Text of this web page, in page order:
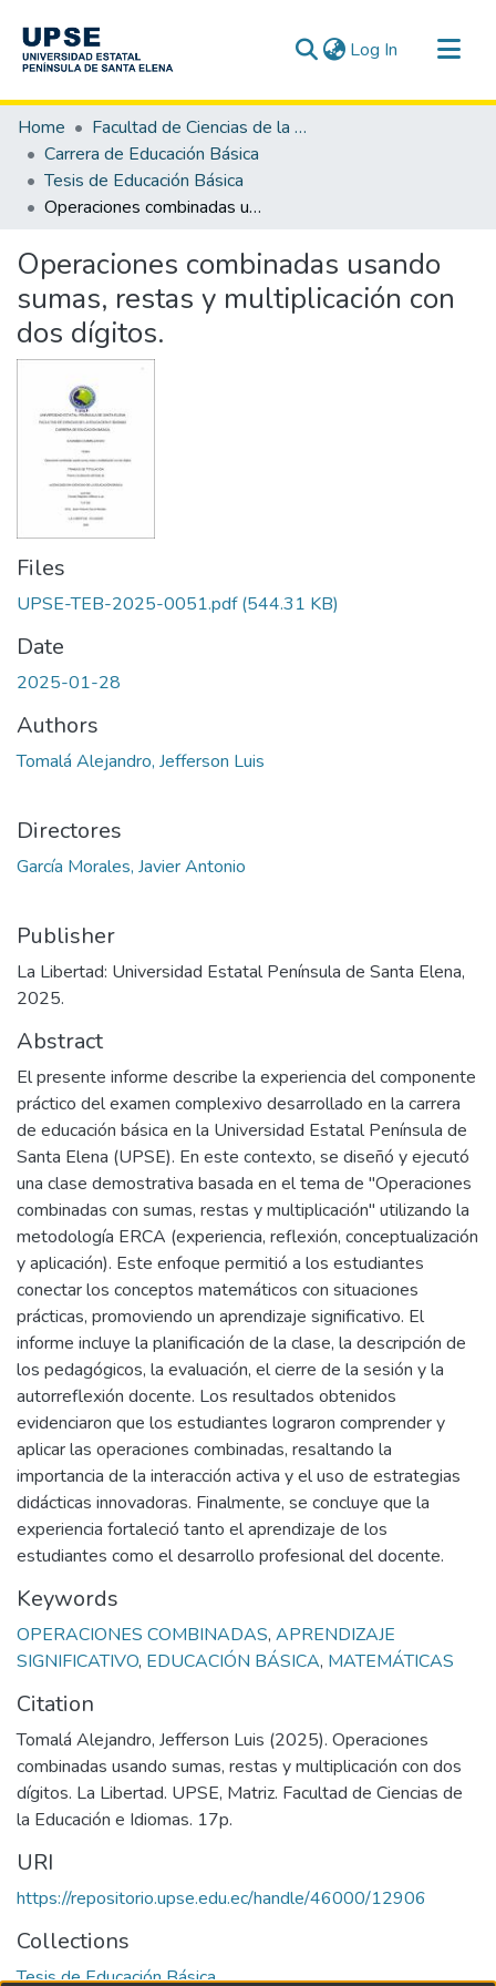
Log In (current)
Communities & Collections
All of DSpace
Statistics
Home
Facultad de Ciencias de la Educación e Idiomas
Carrera de Educación Básica
Tesis de Educación Básica
Operaciones combinadas usando sumas, restas y multiplicación con dos dígitos.
Operaciones combinadas usando
sumas, restas y multiplicación con
dos dígitos.
Files
UPSE-TEB-2025-0051.pdf(544.31 KB)
Date
2025-01-28
Authors
Tomalá Alejandro, Jefferson Luis
Directores
García Morales, Javier Antonio
Publisher
La Libertad: Universidad Estatal Península de Santa Elena,
2025.
Abstract
El presente informe describe la experiencia del componente
práctico del examen complexivo desarrollado en la carrera
de educación básica en la Universidad Estatal Península de
Santa Elena (UPSE). En este contexto, se diseñó y ejecutó
una clase demostrativa basada en el tema de "Operaciones
combinadas con sumas, restas y multiplicación" utilizando la
metodología ERCA (experiencia, reflexión, conceptualización
y aplicación). Este enfoque permitió a los estudiantes
conectar los conceptos matemáticos con situaciones
prácticas, promoviendo un aprendizaje significativo. El
informe incluye la planificación de la clase, la descripción de
los pedagógicos, la evaluación, el cierre de la sesión y la
autorreflexión docente. Los resultados obtenidos
evidenciaron que los estudiantes lograron comprender y
aplicar las operaciones combinadas, resaltando la
importancia de la interacción activa y el uso de estrategias
didácticas innovadoras. Finalmente, se concluye que la
experiencia fortaleció tanto el aprendizaje de los
estudiantes como el desarrollo profesional del docente.
Keywords
OPERACIONES COMBINADAS, APRENDIZAJE
SIGNIFICATIVO, EDUCACIÓN BÁSICA, MATEMÁTICAS
Citation
Tomalá Alejandro, Jefferson Luis (2025). Operaciones
combinadas usando sumas, restas y multiplicación con dos
dígitos. La Libertad. UPSE, Matriz. Facultad de Ciencias de
la Educación e Idiomas. 17p.
URI
https://repositorio.upse.edu.ec/handle/46000/12906
Collections
Tesis de Educación Básica